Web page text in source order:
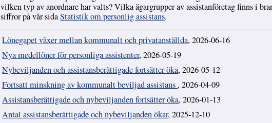
vilken typ av anordnare har valts? Vilka ägargrupper av assistanföretag finns i
siffror på vår sidaStatistik om personlig assistans.
Lönegapet växer mellan kommunalt och privatanställda, 2026-06-16
Nya medellöner för personliga assistenter, 2026-05-19
Nybeviljanden och assistansberättigade fortsätter öka, 2026-05-12
Fortsatt minskning av kommunalt beviljad assistans , 2026-04-09
Assistansberättigade och nybeviljanden fortsätter öka, 2026-01-13
Antal assistansberättigade och nybeviljanden ökar, 2025-12-10